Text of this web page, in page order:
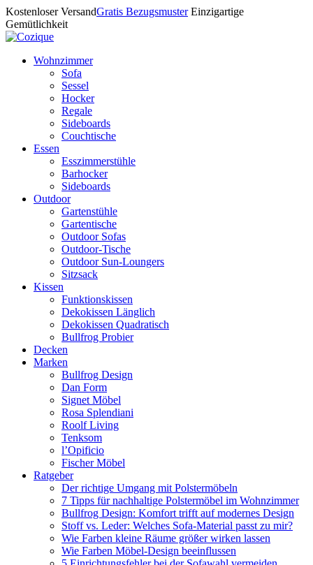
Kostenloser VersandGratis Bezugsmuster Einzigartige
Gemütlichkeit
Wohnzimmer
Sofa
Sessel
Hocker
Regale
Sideboards
Couchtische
Essen
Esszimmerstühle
Barhocker
Sideboards
Outdoor
Gartenstühle
Gartentische
Outdoor Sofas
Outdoor-Tische
Outdoor Sun-Loungers
Sitzsack
Kissen
Funktionskissen
Dekokissen Länglich
Dekokissen Quadratisch
Bullfrog Probier
Decken
Marken
Bullfrog Design
Dan Form
Signet Möbel
Rosa Splendiani
Roolf Living
Tenksom
l’Opificio
Fischer Möbel
Ratgeber
Der richtige Umgang mit Polstermöbeln
7 Tipps für nachhaltige Polstermöbel im Wohnzimmer
Bullfrog Design: Komfort trifft auf modernes Design
Stoff vs. Leder: Welches Sofa-Material passt zu mir?
Wie Farben kleine Räume größer wirken lassen
Wie Farben Möbel-Design beeinflussen